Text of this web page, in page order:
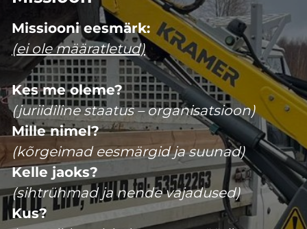
Missiooni eesmärk:
(ei ole määratletud)
Kes me oleme?
(juriidiline staatus – organisatsioon)
Mille nimel?
(kõrgeimad eesmärgid ja suunad)
Kelle jaoks?
(sihtrühmad ja nende vajadused)
Kus?